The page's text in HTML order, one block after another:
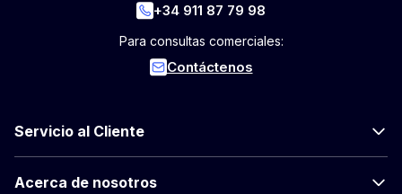
+34 911 87 79 98
Para consultas comerciales:
Contáctenos
Servicio al Cliente
Acerca de nosotros